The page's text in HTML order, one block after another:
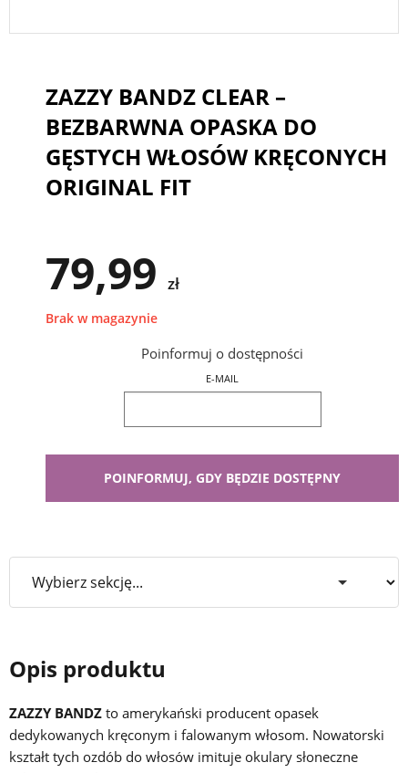
ZAZZY BANDZ CLEAR –
BEZBARWNA OPASKA DO
GĘSTYCH WŁOSÓW KRĘCONYCH
ORIGINAL FIT
79,99 zł
Brak w magazynie
Poinformuj o dostępności
E-MAIL
Opis produktu
ZAZZY BANDZ to amerykański producent opasek
dedykowanych kręconym i falowanym włosom. Nowatorski
kształt tych ozdób do włosów imituje okulary słoneczne